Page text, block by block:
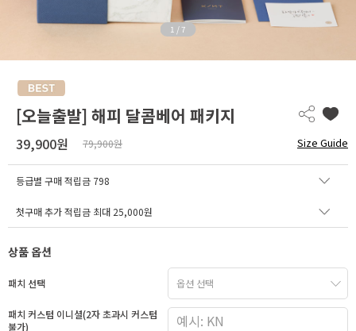
1 / 7
[오늘출발] 해피 달콤베어 패키지
39,900원 79,900원 Size Guide
등급별 구매 적립금 798
첫구매 추가 적립금 최대 25,000원
상품 옵션
패치 선택
패치 커스텀 이니셜(2자 초과시 커스텀
불가)